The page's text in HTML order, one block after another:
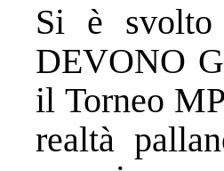
Si è svolto
DEVONO
il Torneo
realtà